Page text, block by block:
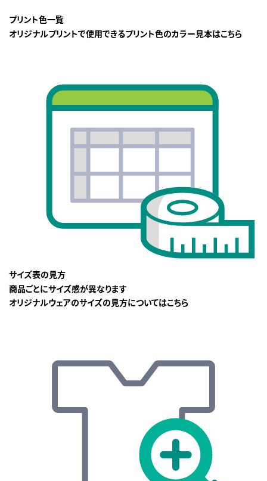
プリント色一覧
オリジナルプリントで使用できるプリント色のカラー見本はこちら
サイズ表の見方
商品ごとにサイズ感が異なります
オリジナルウェアのサイズの見方についてはこちら